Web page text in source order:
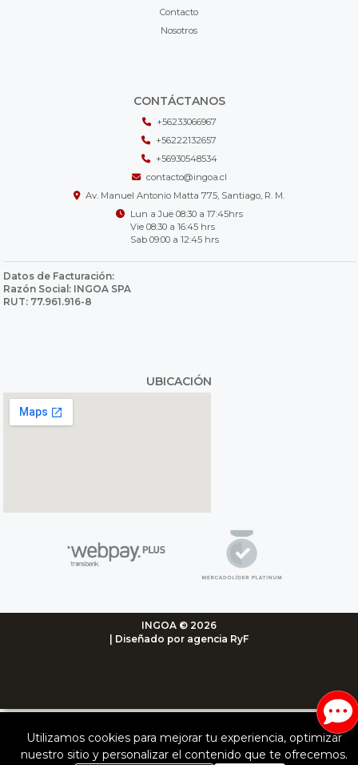
Contacto
Nosotros
CONTÁCTANOS
+56233066967
+56222132657
+56930548534
contacto@ingoa.cl
Av. Manuel Antonio Matta 775, Santiago, R. M.
Lun a Jue 08:30 a 17:45hrs
Vie 08:30 a 16:45 hrs
Sab 09:00 a 12:45 hrs
Datos de Facturación:
Razón Social: INGOA SPA
RUT: 77.961.916-8
UBICACIÓN
INGOA © 2026
| Diseñado por agencia RyF
Utilizamos cookies para mejorar tu experiencia, optimizar
nuestro sitio y personalizar el contenido que te ofrecemos.